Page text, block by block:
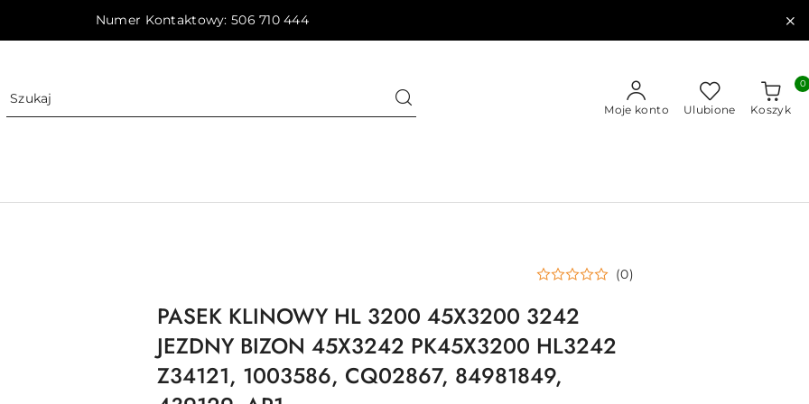
Numer Kontaktowy: 506 710 444
Moje konto Ulubione Koszyk
0
(0)
PASEK KLINOWY HL 3200 45X3200 3242
JEZDNY BIZON 45X3242 PK45X3200 HL3242
Z34121, 1003586, CQ02867, 84981849,